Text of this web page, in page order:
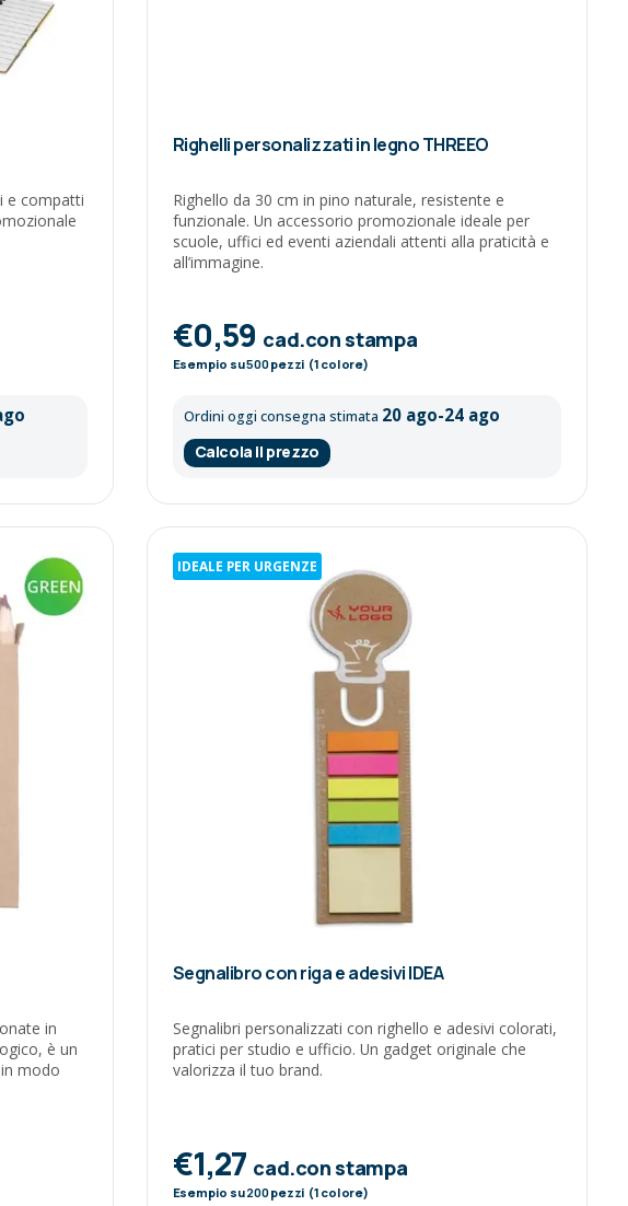
e compatti
Righelli personalizzati in legno THREEO
Righello da 30 cm in pino naturale, resistente e
funzionale. Un accessorio promozionale ideale per
scuole, uffici ed eventi aziendali attenti alla praticità e
all’immagine.
€0,59 cad.con stampa
Esempio su500pezzi (1 colore)
Ordini oggi consegna stimata 20 ago-24 ago
Calcola il prezzo
in
è un
modo
IDEALE PER URGENZE
Segnalibro con riga e adesivi IDEA
Segnalibri personalizzati con righello e adesivi colorati,
pratici per studio e ufficio. Un gadget originale che
valorizza il tuo brand.
€1,27 cad.con stampa
Esempio su200pezzi (1 colore)